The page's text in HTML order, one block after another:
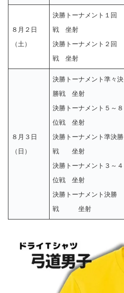
８月２日
（土）
決勝トーナメント１回
戦 坐射
決勝トーナメント２回
戦 坐射
８月３日
（日）
決勝トーナメント準々決
勝戦 坐射
決勝トーナメント５～８
位戦 坐射
決勝トーナメント準決勝
戦 坐射
決勝トーナメント３～４
位戦 坐射
決勝トーナメント決勝
戦 坐射